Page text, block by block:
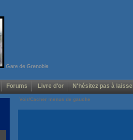
Gare de Grenoble
Forums Livre d'or N'hésitez pas à
Voir/Cacher menus de gauche